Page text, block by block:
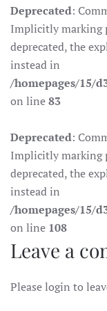
Deprecated:
Implicitly marking
deprecated, the
instead in
/homepages/15/
on line83
Deprecated:
Implicitly marking
deprecated, the
instead in
/homepages/15/
on line 108
Leave a
Please login to